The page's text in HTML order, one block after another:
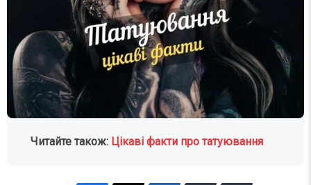
Читайте також: Цікаві факти про татуювання